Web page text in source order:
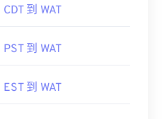
CDT 到 WAT
PST 到 WAT
EST 到 WAT